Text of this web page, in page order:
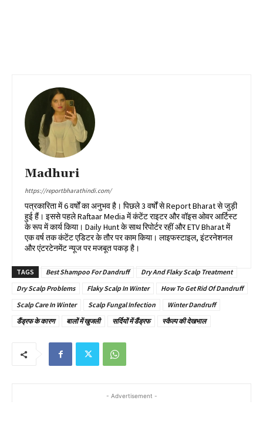
Madhuri
https://reportbharathindi.com/
पत्रकारिता में 6 वर्षों का अनुभव है। पिछले 3 वर्षों से Report Bharat से जुड़ी
हुई हैं। इससे पहले Raftaar Media में कंटेंट राइटर और वॉइस ओवर आर्टिस्ट
के रूप में कार्य किया। Daily Hunt के साथ रिपोर्टर रहीं और ETV Bharat में
एक वर्ष तक कंटेंट एडिटर के तौर पर काम किया। लाइफस्टाइल, इंटरनेशनल
और एंटरटेनमेंट न्यूज पर मजबूत पकड़ है।
TAGS Best Shampoo For Dandruff
Dry And Flaky Scalp Treatment
Dry Scalp Problems
Flaky Scalp In Winter
How To Get Rid Of Dandruff
Scalp Care In Winter
Scalp Fungal Infection
Winter Dandruff
डैंड्रफ के कारण
बालों में खुजली सर्दियों में डैंड्रफ स्कैल्प की देखभाल
- Advertisement -